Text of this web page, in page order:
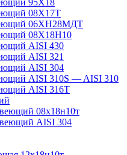
08Х17Т
06ХН28МДТ
08Х18Н10
AISI 430
AISI 321
AISI 304
AISI 310S — AISI 310
AISI 316T
08х18н10т
AISI 304